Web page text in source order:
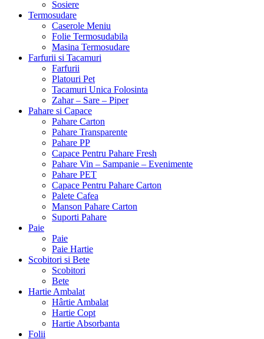
Sosiere
Termosudare
Caserole Meniu
Folie Termosudabila
Masina Termosudare
Farfurii si Tacamuri
Farfurii
Platouri Pet
Tacamuri Unica Folosinta
Zahar – Sare – Piper
Pahare si Capace
Pahare Carton
Pahare Transparente
Pahare PP
Capace Pentru Pahare Fresh
Pahare Vin – Sampanie – Evenimente
Pahare PET
Capace Pentru Pahare Carton
Palete Cafea
Manson Pahare Carton
Suporti Pahare
Paie
Paie
Paie Hartie
Scobitori si Bete
Scobitori
Bete
Hartie Ambalat
Hârtie Ambalat
Hartie Copt
Hartie Absorbanta
Folii